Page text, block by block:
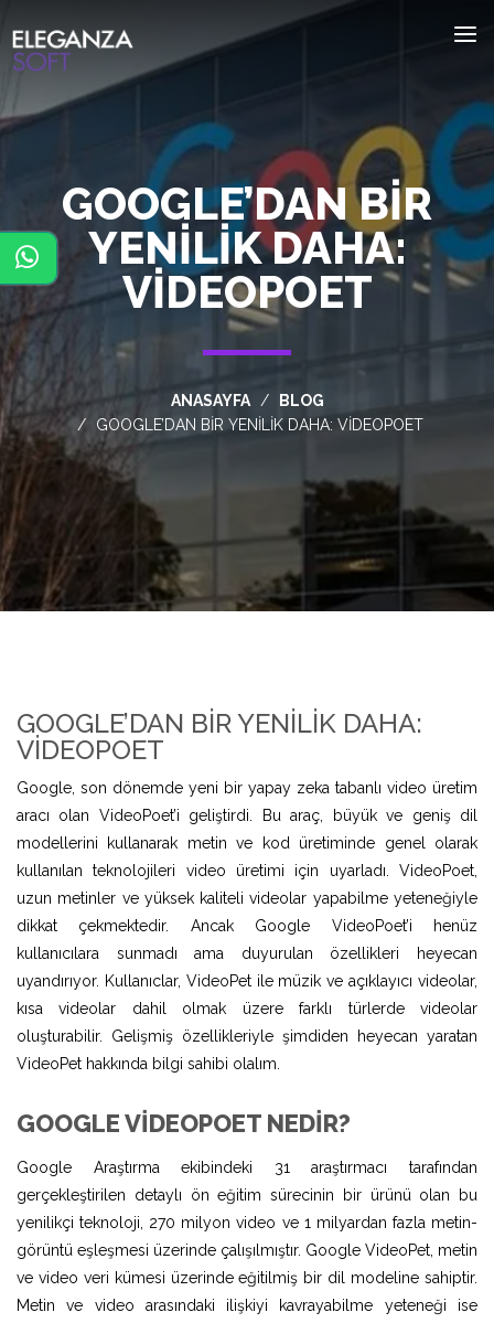
GOOGLE’DAN BIR
YENILIK DAHA:
VIDEOPOET
ANASAYFA
BLOG
GOOGLE’DAN BIR YENILIK DAHA: VIDEOPOET
GOOGLE’DAN BIR YENILIK DAHA:
VIDEOPOET
Google, son dönemde yeni bir yapay zeka tabanlı video üretim
aracı olan VideoPoet’i geliştirdi. Bu araç, büyük ve geniş dil
modellerini kullanarak metin ve kod üretiminde genel olarak
kullanılan teknolojileri video üretimi için uyarladı. VideoPoet,
uzun metinler ve yüksek kaliteli videolar yapabilme yeteneğiyle
dikkat çekmektedir. Ancak Google VideoPoet’i henüz
kullanıcılara sunmadı ama duyurulan özellikleri heyecan
uyandırıyor. Kullanıclar, VideoPet ile müzik ve açıklayıcı videolar,
kısa videolar dahil olmak üzere farklı türlerde videolar
oluşturabilir. Gelişmiş özellikleriyle şimdiden heyecan yaratan
VideoPet hakkında bilgi sahibi olalım.
GOOGLE VIDEOPOET NEDIR?
Google Araştırma ekibindeki 31 araştırmacı tarafından
gerçekleştirilen detaylı ön eğitim sürecinin bir ürünü olan bu
yenilikçi teknoloji, 270 milyon video ve 1 milyardan fazla metin-
görüntü eşleşmesi üzerinde çalışılmıştır. Google VideoPet, metin
ve video veri kümesi üzerinde eğitilmiş bir dil modeline sahiptir.
Metin ve video arasındaki ilişkiyi kavrayabilme yeteneği ise